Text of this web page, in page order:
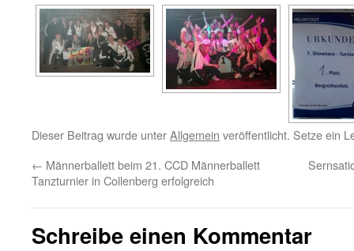
Dieser Beitrag wurde unterAllgemein veröffentlicht. Setze ein
← Männerballett beim 21. CCD Männerballett
Tanzturnier in Collenberg erfolgreich
Schreibe einen Kommentar